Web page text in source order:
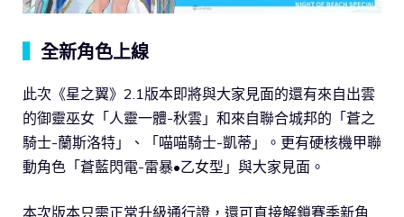
全新角色上線
此次《星之翼》2.1版本即將與大家見面的還有來自出雲
的御靈巫女「人靈一體-秋雲」和來自聯合城邦的「蒼之
騎士-蘭斯洛特」、「喵喵騎士-凱蒂」。更有硬核機甲聯
動角色「蒼藍閃電-雷暴•乙女型」與大家見面。
本次版本只需正常升級通行證，還可直接解鎖賽季新角